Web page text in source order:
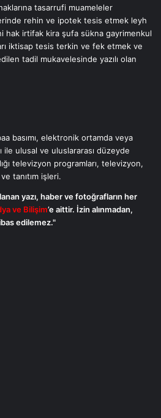
tasarrufi muameleler
rehin ve ipotek tesis etmek leyh
hak irtifak kira şufa sükna gayrimenkul
iktisap tesis terkin ve fek etmek ve
tadil mukavelesinde yazılı olan
basımı, elektronik ortamda veya
ile ulusal ve uluslararası düzeyde
televizyon programları, televizyon,
tanıtım işleri.
yazı, haber ve fotoğrafların her
ve Bilişim’e aittir. İzin alınmadan,
edilemez."